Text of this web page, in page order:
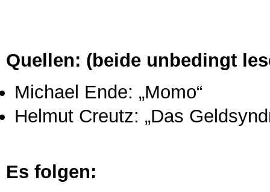
Quellen: (beide unbedingt
Michael Ende: „Momo“
Helmut Creutz: „Das
Es folgen: